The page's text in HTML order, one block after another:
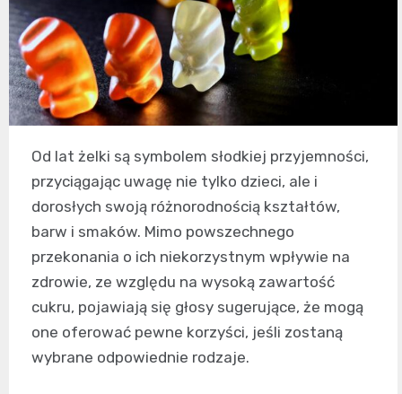
Od lat żelki są symbolem słodkiej przyjemności,
przyciągając uwagę nie tylko dzieci, ale i
dorosłych swoją różnorodnością kształtów,
barw i smaków. Mimo powszechnego
przekonania o ich niekorzystnym wpływie na
zdrowie, ze względu na wysoką zawartość
cukru, pojawiają się głosy sugerujące, że mogą
one oferować pewne korzyści, jeśli zostaną
wybrane odpowiednie rodzaje.